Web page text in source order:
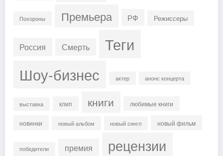
Похороны Премьера РФ Режиссеры
Россия Смерть Теги
Шоу-бизнес актер анонс концерта
выставка клип книги любимые книги
новинки новый альбом новый сингл новый фильм
победители премия рецензии